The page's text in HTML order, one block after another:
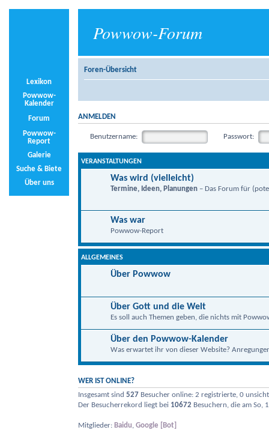
Powwow-Forum
Lexikon
Powwow-
Kalender
Forum
Powwow-
Report
Galerie
Suche & Biete
Über uns
Foren-Übersicht
ANMELDEN
Benutzername: Passwort:
VERANSTALTUNGEN
Was wird (vielleicht)
Termine, Ideen, Planungen – Das Forum für
Was war
Powwow-Report
ALLGEMEINES
Über Powwow
Über Gott und die Welt
Es soll auch Themen geben, die nichts mit
Über den Powwow-Kalender
Was erwartet ihr von dieser Website?
WER IST ONLINE?
Insgesamt sind 527 Besucher online: 2 registrierte, 0
Der Besucherrekord liegt bei 10672 Besuchern, die am So,
Mitglieder: Baidu, Google [Bot]